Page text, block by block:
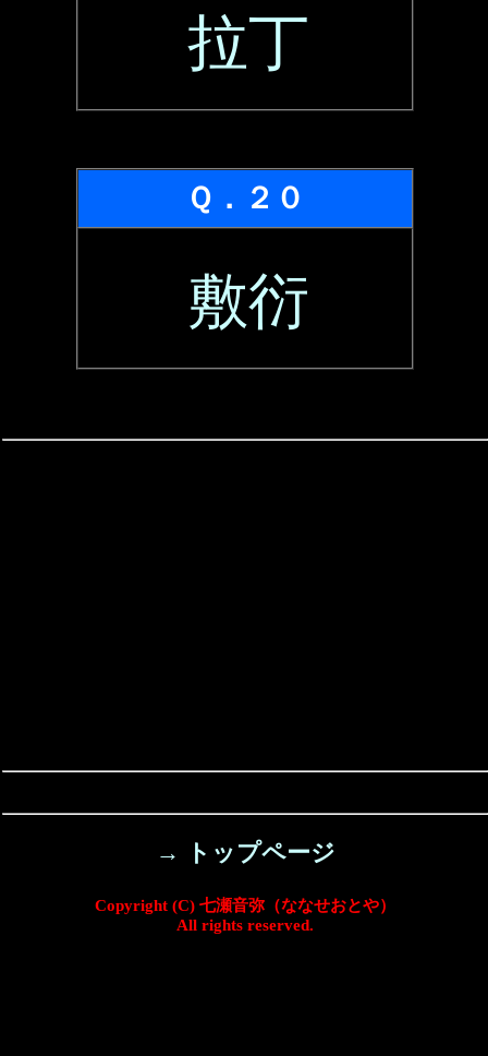
拉丁
Ｑ．２０
敷衍
→ トップページ
Copyright (C) 七瀬音弥（ななせおとや）
All rights reserved.